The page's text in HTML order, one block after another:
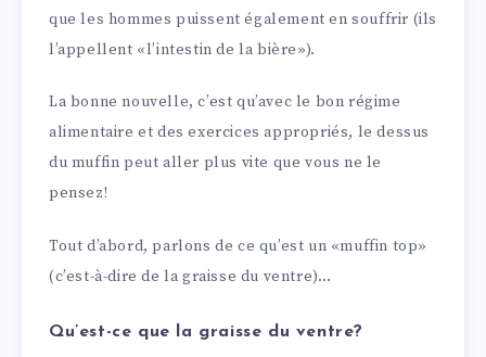
que les hommes puissent également en souffrir (ils
l’appellent «l’intestin de la bière»).
La bonne nouvelle, c’est qu’avec le bon régime
alimentaire et des exercices appropriés, le dessus
du muffin peut aller plus vite que vous ne le
pensez!
Tout d’abord, parlons de ce qu’est un «muffin top»
(c’est-à-dire de la graisse du ventre)…
Qu’est-ce que la graisse du ventre?